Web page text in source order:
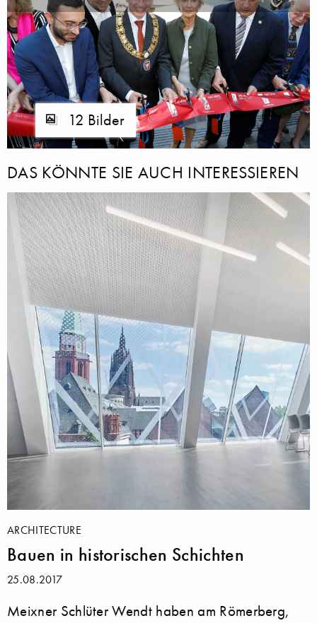
12 Bilder
DAS KÖNNTE SIE AUCH INTERESSIEREN
ARCHITECTURE
Bauen in historischen Schichten
25.08.2017
Meixner Schlüter Wendt haben am Römerberg,